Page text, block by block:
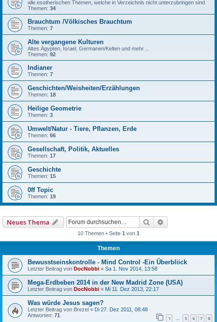
alle esotherischen Themen, welche in Verzeichnis nicht unterzubringen sind
Themen: 34
Brauchtum /Völkisches Brauchtum
Themen: 7
Alte vergangene Kulturen
Altes Ägypten, Israel, Germanen/Kelten und mehr ...
Themen: 92
Indianer
Themen: 7
Geschichten/Weisheiten/Erzählungen
Themen: 18
Heilige Geometrie
Themen: 3
Umwelt/Natur - Tiere, Pflanzen, Erde
Themen: 66
Gesellschaft, Politik, Aktuelles
Themen: 17
Geschichte
Themen: 15
0ff Topic
Themen: 19
Neues Thema Suche
10 Themen • Seite 1 von 1
Themen
Bewusstseinskontrolle - Mind Control -Ein Überbliick
Letzter Beitrag von DocNobbi « Sa 1. Nov 2014, 13:58
Mega-Erdbeben 2014 in der New Madrid Zone (USA)
Letzter Beitrag von DocNobbi « Mi 11. Dez 2013, 22:17
Was würde Jesus sagen?
Letzter Beitrag von Brezel « Di 27. Dez 2011, 08:48
Antworten: 71 1 … 5 6 7 8